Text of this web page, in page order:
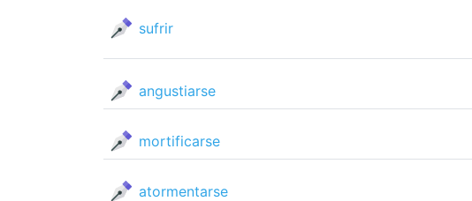
sufrir
angustiarse
mortificarse
atormentarse